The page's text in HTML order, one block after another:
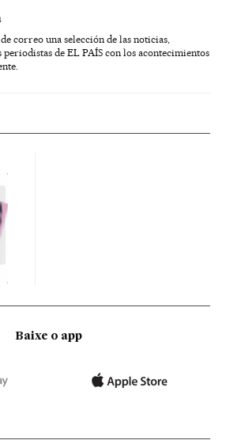
correo una selección de las noticias,
de EL PAÍS con los acontecimientos
Baixe o app